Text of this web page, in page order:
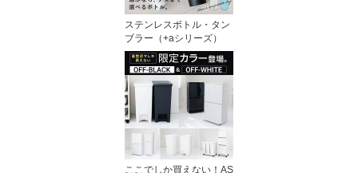
ステンレスボトル・タン
ブラー（+aシリーズ）
ここでしか買えない！AS